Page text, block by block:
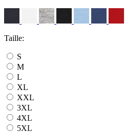
Taille:
S
M
L
XL
XXL
3XL
4XL
5XL